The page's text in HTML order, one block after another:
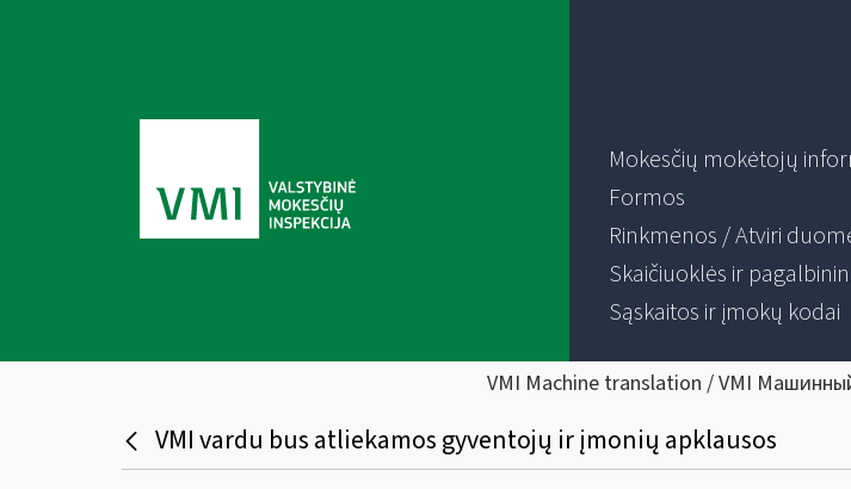
Mokesčių mokėtojų
Formos
Rinkmenos / Atviri
Skaičiuoklės ir
Sąskaitos ir įmokų kodai
VMI Machine translation / VMI
VMI vardu bus atliekamos gyventojų ir įmonių apklausos